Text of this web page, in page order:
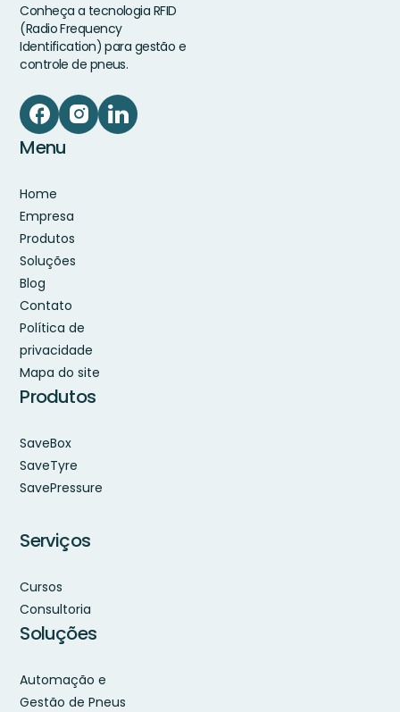
Conheça a tecnologia RFID
(Radio Frequency
Identification) para gestão e
controle de pneus.
Menu
Home
Empresa
Produtos
Soluções
Blog
Contato
Política de
privacidade
Mapa do site
Produtos
SaveBox
SaveTyre
SavePressure
Serviços
Cursos
Consultoria
Soluções
Automação e
Gestão de Pneus